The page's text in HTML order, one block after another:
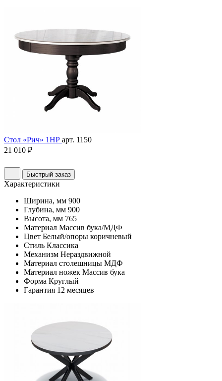
Стол «Рич» 1НР арт. 1150
21 010 ₽
Быстрый заказ
Характеристики
Ширина, мм 900
Глубина, мм 900
Высота, мм 765
Материал Массив бука/МДФ
Цвет Белый/опоры коричневый
Стиль Классика
Механизм Нераздвижной
Материал столешницы МДФ
Материал ножек Массив бука
Форма Круглый
Гарантия 12 месяцев